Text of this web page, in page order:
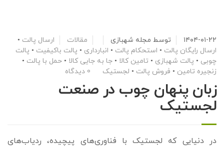
۱۴۰۴-۰۱-۲۲ توسط مجله شهبازی مقالات ارسال پالت •
ارسال رایگان پالت • استحکام پالت • انبارداری • پالت باکیفیت • پالت
چوبی • پالت شهبازی • تامین کالا • جا به جایی کالا • حمل با پالت •
زنجیره تامین • فروش پالت • لجستیک 0 دیدگاه
زبان پنهان چوب در صنعت
لجستیک
در دنیایی که لجستیک با فناوری‌های پیچیده، ردیاب‌های